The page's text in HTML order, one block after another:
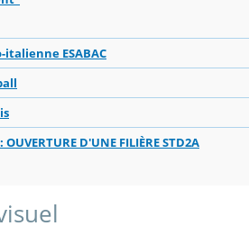
ESABAC
OUVERTURE D'UNE FILIÈRE STD2A